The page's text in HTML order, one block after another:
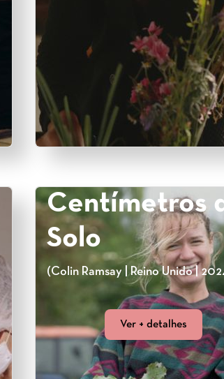
Centímetros
Solo
(Colin Ramsay | Reino Unido |
Ver + detalhes